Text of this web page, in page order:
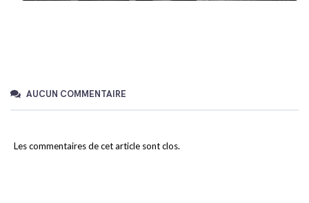
AUCUN COMMENTAIRE
Les commentaires de cet article sont clos.